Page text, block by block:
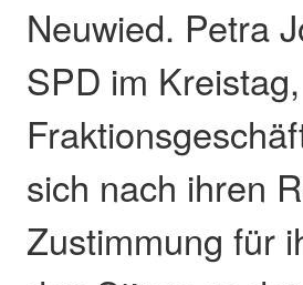
Neuwied. Petra
SPD im
sich nach ihren
Zustimmung für